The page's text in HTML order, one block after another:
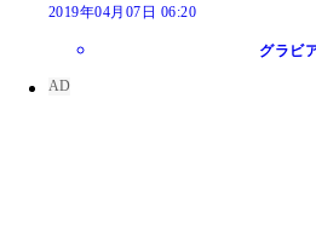
2019年04月07日 06:20
グラビ